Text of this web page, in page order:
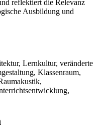
reflektiert die Relevanz
Ausbildung und
Lernkultur, veränderte
Klassenraum,